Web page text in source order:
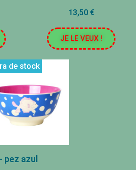
13,50 €
JE LE VEUX !
de stock
pez azul